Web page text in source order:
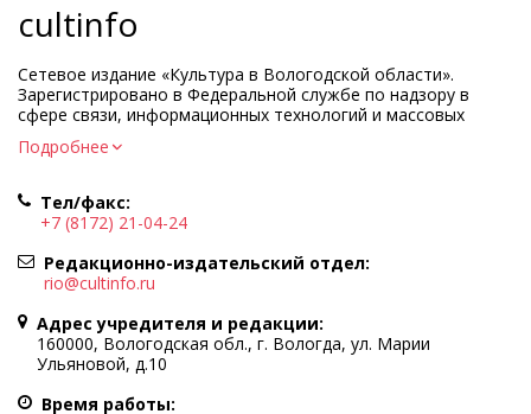
cultinfo
Сетевое издание «Культура в Вологодской области».
Зарегистрировано в Федеральной службе по надзору в
сфере связи, информационных технологий и массовых
коммуникаций.
Регистрационный номер и дата принятия решения о
Учредитель КУ ВО «Информационно-аналитический центр
культуры»
Адрес учредителя и редакции: 160000, Вологодская обл., г.
Вологда, ул. Марии Ульяновой, д.10
Главный редактор — Легчанова Елена Григорьевна
Политика в отношении обработки персональных данных
При полном или частичном использовании информации
портала гиперссылка на cultinfo.ru обязательна.
Подробнее
Тел/факс:
+7 (8172) 21-04-24
Редакционно-издательский отдел:
rio@cultinfo.ru
Адрес учредителя и редакции:
160000, Вологодская обл., г. Вологда, ул. Марии
Ульяновой, д.10
Время работы: